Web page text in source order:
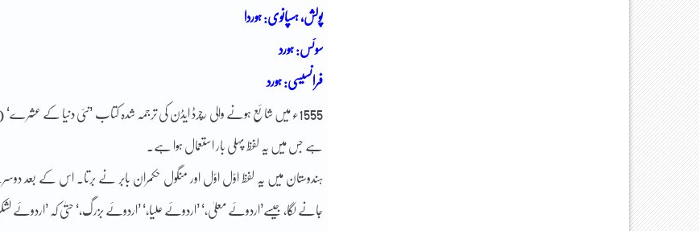
پولش، ہسپانوی: ہوردا
سوئس: ہورد
فرانسیسی: ہورد
ہے جس میں یہ لفظ پہلی بار استعمال ہوا ہے۔
ہندوستان میں یہ لفظ اوّل اوّل اور منگول حکمران بابر نے برتا۔ اس کے بعد
جانے لگا، جیسے’اردوئے معلیٰ،‘ ’اردوئے علیا،‘ ’اردوئے بزرگ،‘ حتیٰ کہ ’اردوئے